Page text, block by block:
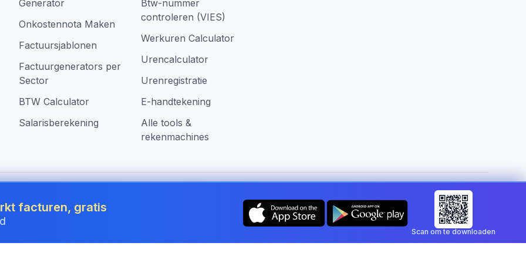
Generator
Onkostennota Maken
Factuursjablonen
Factuurgenerators per
Sector
BTW Calculator
Salarisberekening
Btw-nummer
controleren (VIES)
Werkuren Calculator
Urencalculator
Urenregistratie
E-handtekening
Alle tools &
rekenmachines
Land wijzigen: Belgium
facturen, gratis
Scan om te downloaden